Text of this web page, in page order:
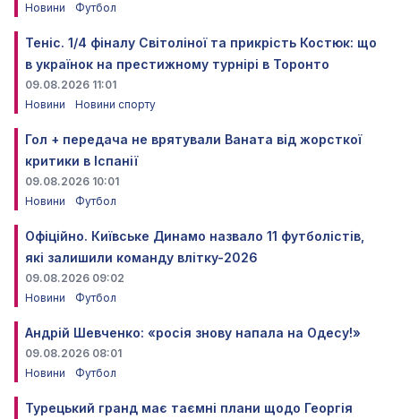
Новини
Футбол
Теніс. 1/4 фіналу Світоліної та прикрість Костюк: що
в українок на престижному турнірі в Торонто
09.08.2026 11:01
Новини
Новини спорту
Гол + передача не врятували Ваната від жорсткої
критики в Іспанії
09.08.2026 10:01
Новини
Футбол
Офіційно. Київське Динамо назвало 11 футболістів,
які залишили команду влітку-2026
09.08.2026 09:02
Новини
Футбол
Андрій Шевченко: «росія знову напала на Одесу!»
09.08.2026 08:01
Новини
Футбол
Турецький гранд має таємні плани щодо Георгія